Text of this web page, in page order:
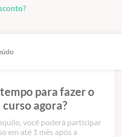
para fazer o
curso agora?
você poderá participar
em até 1 mês após a